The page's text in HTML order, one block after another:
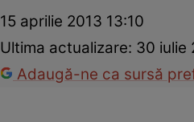
15 aprilie 2013 13:10
Ultima actualizare: 30 iulie
Adaugă-ne ca sursă